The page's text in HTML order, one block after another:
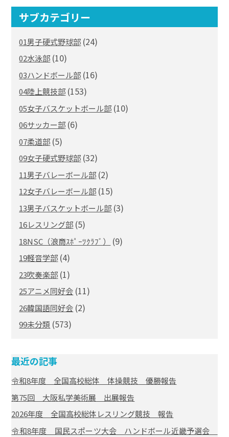
サブカテゴリー
01男子硬式野球部 (24)
02水泳部 (10)
03ハンドボール部 (16)
04陸上競技部 (153)
05女子バスケットボール部 (10)
06サッカー部 (6)
07柔道部 (5)
09女子硬式野球部 (32)
11男子バレーボール部 (2)
12女子バレーボール部 (15)
13男子バスケットボール部 (3)
16レスリング部 (5)
18NSC（浪商ｽﾎﾟｰﾂｸﾗﾌﾞ） (9)
19軽音学部 (4)
23吹奏楽部 (1)
25アニメ同好会 (11)
26韓国語同好会 (2)
99未分類 (573)
最近の記事
令和8年度 全国高校総体 体操競技 優勝報告
第75回 大阪私学美術展 出展報告
2026年度 全国高校総体レスリング競技 報告
令和8年度 国民スポーツ大会 ハンドボール近畿予選会